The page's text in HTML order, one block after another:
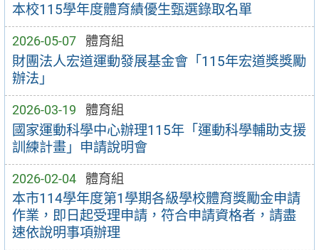
本校115學年度體育績優生甄選錄取名單
2026-05-07 體育組
財團法人宏道運動發展基金會「115年宏道獎獎勵
辦法」
2026-03-19 體育組
國家運動科學中心辦理115年「運動科學輔助支援
訓練計畫」申請說明會
2026-02-04 體育組
本市114學年度第1學期各級學校體育獎勵金申請
作業，即日起受理申請，符合申請資格者，請盡
速依說明事項辦理